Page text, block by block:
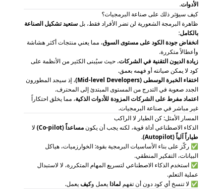
الأدوات.
كيف سيؤثر ذلك على صناعة البرمجيات؟
ظاهرة البرمجة الشعورية لن تضر الأفراد فقط، بلستعيد تشكيل الصناعة
بالكامل:
انخفاض جودة الكود على مستوى السوق، مما يعني منتجات أكثر هشاشة
وأعطالاً متكررة.
زيادة الديون التقنية في الشركات، حيث سيُبنى الكثير من الأنظمة على
كود لا يمكن صيانته أو فهمه بعمق.
اختفاء الخبرة الوسطى (Mid-level Developers)
، إذ سيجد المطورون
الجدد صعوبة في التدرج من المستوى المبتدئ إلى المحترف.
اعتماد مفرط على الشركات المزودة للأدوات الذكية، مما يخلق احتكاراً
غير مباشر في صناعة البرمجيات.
المسار الأمثل: كن الطيار لا الراكب
الذكاء الاصطناعي أداة قوية، لكنه يجب أن يكونمساعداً (Co-pilot)
لا
طياراً آلياً (Autopilot)
.
✅ ركّز على بناء الأساسيات البرمجية بقوة: الخوارزميات، هياكل
البيانات، التفكير المنطقي.
✅ استخدم الذكاء الاصطناعي لتسريع المهام المتكررة، لا لاستبدال
عملية التعلم.
✅ لا تنسخ أي كود دون أن تفهم لماذا يعمل وكيفيعمل.